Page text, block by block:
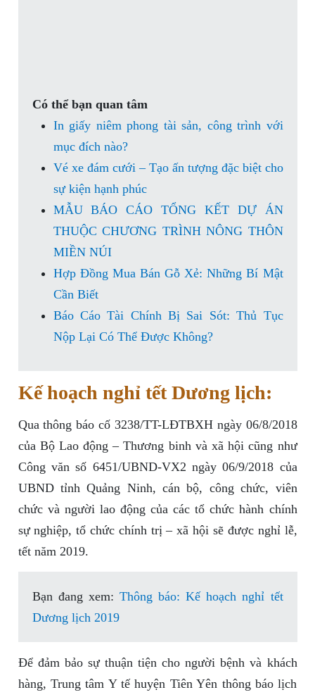
Có thể bạn quan tâm
In giấy niêm phong tài sản, công trình với
mục đích nào?
Vé xe đám cưới – Tạo ấn tượng đặc biệt cho
sự kiện hạnh phúc
MẪU BÁO CÁO TỔNG KẾT DỰ ÁN
THUỘC CHƯƠNG TRÌNH NÔNG THÔN
MIỀN NÚI
Hợp Đồng Mua Bán Gỗ Xẻ: Những Bí Mật
Cần Biết
Báo Cáo Tài Chính Bị Sai Sót: Thủ Tục
Nộp Lại Có Thể Được Không?
Kế hoạch nghỉ tết Dương lịch:
Qua thông báo cố 3238/TT-LĐTBXH ngày 06/8/2018
của Bộ Lao động – Thương binh và xã hội cũng như
Công văn số 6451/UBND-VX2 ngày 06/9/2018 của
UBND tỉnh Quảng Ninh, cán bộ, công chức, viên
chức và người lao động của các tổ chức hành chính
sự nghiệp, tổ chức chính trị – xã hội sẽ được nghỉ lễ,
tết năm 2019.
Bạn đang xem: Thông báo: Kế hoạch nghỉ tết
Dương lịch 2019
Để đảm bảo sự thuận tiện cho người bệnh và khách
hàng, Trung tâm Y tế huyện Tiên Yên thông báo lịch